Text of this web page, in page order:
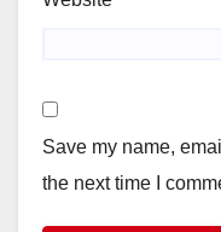
Save my name,
the next time I